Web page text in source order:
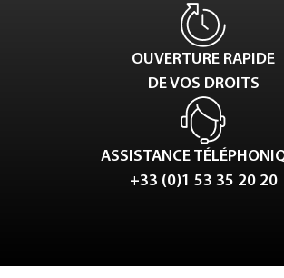
OUVERTURE RAPIDE
DE VOS DROITS
ASSISTANCE
+33 (0)1 53 35 20 20